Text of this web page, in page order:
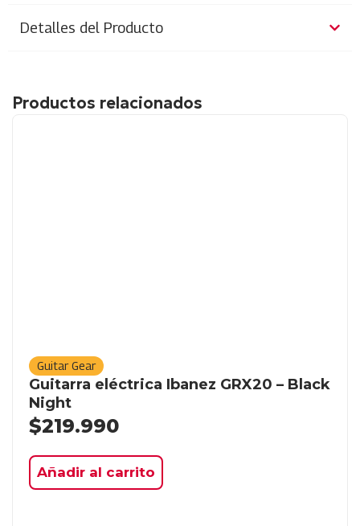
Detalles del Producto
Productos relacionados
Guitar Gear
Guitarra eléctrica Ibanez GRX20 – Black
Night
$219.990
Añadir al carrito